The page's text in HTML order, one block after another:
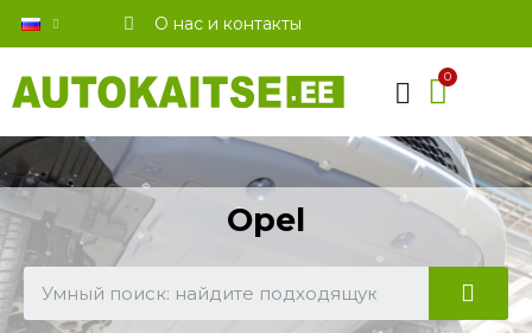
О нас и контакты
Opel